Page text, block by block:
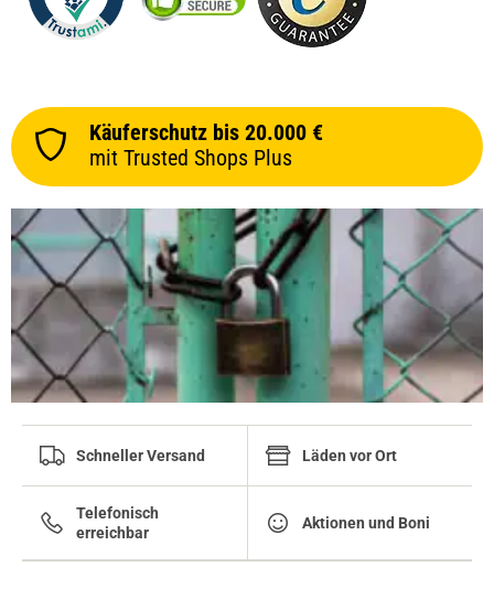
Käuferschutz bis 20.000 €
mit Trusted Shops Plus
Schneller Versand Läden vor Ort
Telefonisch
erreichbar
Aktionen und Boni